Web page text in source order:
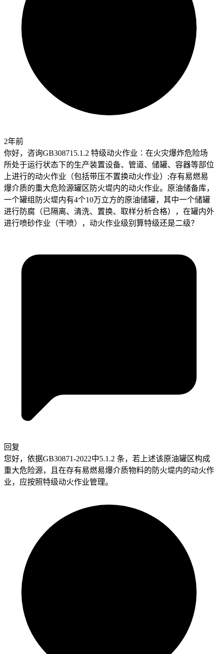
2年前
你好，咨询GB308715.1.2 特级动火作业∶在火灾爆炸危险场
所处于运行状态下的生产装置设备、管道、储罐、容器等部位
上进行的动火作业（包括带压不置换动火作业）;存有易燃易
爆介质的重大危险源罐区防火堤内的动火作业。原油储备库，
一个罐组防火堤内有4个10万立方的原油储罐，其中一个储罐
进行防腐（已隔离、清洗、置换、取样分析合格），在罐内外
进行喷砂作业（干喷），动火作业级别算特级还是二级？
回复
您好，依据GB30871-2022中5.1.2 条，若上述该原油罐区构成
重大危险源，且在存有易燃易爆介质物料的防火堤内的动火作
业，应按照特级动火作业管理。